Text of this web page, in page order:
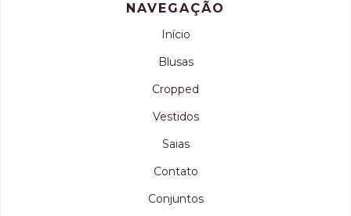
NAVEGAÇÃO
Início
Blusas
Cropped
Vestidos
Saias
Contato
Conjuntos